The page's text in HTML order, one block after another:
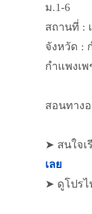
ม.1-6
สถานที่ :
จังหวัด :
กำแพงเพ
สอนทาง
➤ สนใจเ
เลย
➤ ดูโปร